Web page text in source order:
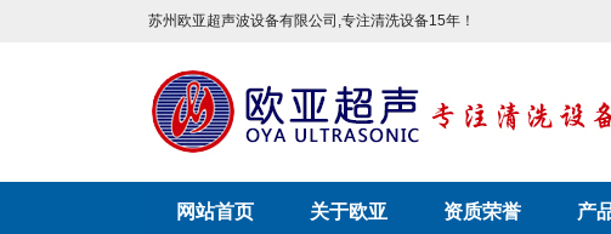
苏州欧亚超声波设备有限公司,专注清洗设备15年！
网站首页 关于欧亚 资质荣誉 产